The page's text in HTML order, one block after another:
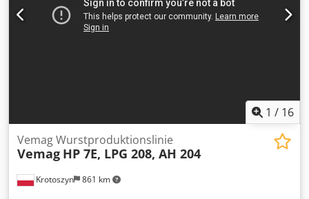
MASCHINEN-DETAILS Flächenbedarf: 7,16 x 2,3 m Höhe: 2
m Gewicht: 6.800 kg AUSSTATTUNG 6 Querschlitten 6
Längsschlitten 6 Kurven für Querschlitten 6 Kurven für
1 / 16
Krotoszyn 861 km
Vemag Wurstproduktionslinie
Vemag HP 7E, LPG 208, AH 204